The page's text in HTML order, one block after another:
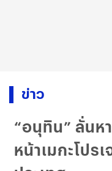
ข่าว
“อนุทิน” ลั่นห
หน้าเมกะโปร